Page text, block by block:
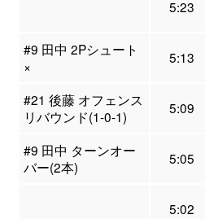
5:23
#9 田中 2Pシュート
×
5:13
#21 後藤 オフェンス
リバウンド(1-0-1)
5:09
#9 田中 ターンオー
バー(2本)
5:05
5:02